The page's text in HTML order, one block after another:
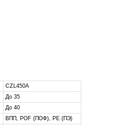
CZL450A
До 35
До 40
ВПП, POF (ПОФ), PE (ПЭ)